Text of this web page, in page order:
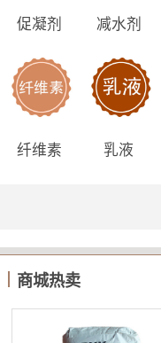
促凝剂 减水剂
纤维素 乳液
商城热卖